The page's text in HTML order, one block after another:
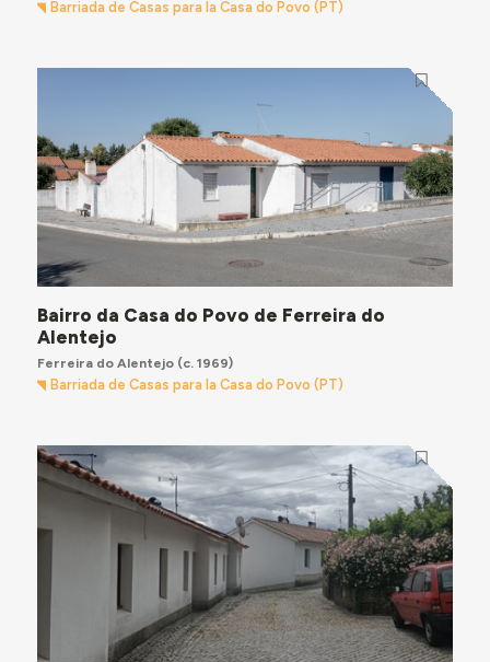
Barriada de Casas para la Casa do Povo (PT)
Bairro da Casa do Povo de Ferreira do
Alentejo
Ferreira do Alentejo(c. 1969)
Barriada de Casas para la Casa do Povo (PT)